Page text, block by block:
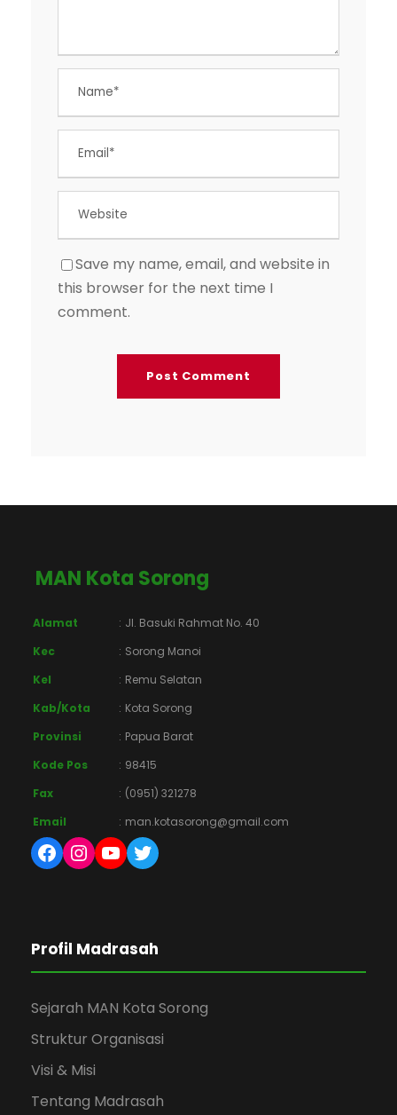
Save my name, email, and website in
this browser for the next time I
comment.
MAN Kota Sorong
Alamat : Jl. Basuki Rahmat No. 40
Kec
: Sorong Manoi
Kel
: Remu Selatan
Kab/Kota
: Kota Sorong
Provinsi
: Papua Barat
Kode Pos
: 98415
Fax
: (0951) 321278
Email
: man.kotasorong@gmail.com
Facebook Instagram YouTube Twitter
Profil Madrasah
Sejarah MAN Kota Sorong
Struktur Organisasi
Visi & Misi
Tentang Madrasah